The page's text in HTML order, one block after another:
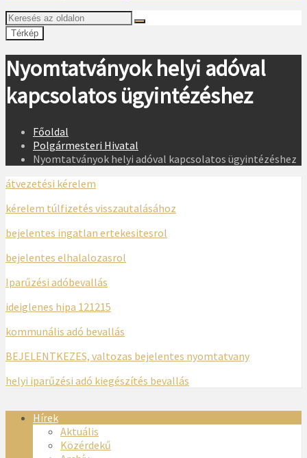
Térkép
Nyomtatványok helyi adóval
kapcsolatos ügyintézéshez
Főoldal
Polgármesteri Hivatal
Nyomtatványok helyi adóval kapcsolatos ügyintézéshez
átvezetési kérelem
kérelem túlfizetés visszautalásához
bejelentes ingatlan ertekesitesrol
bejelentes elhalalozasrol
Iparűzési adóbevallás
ideiglenes hipa 121215
kommunális adó bevallás
BEJELENTKEZES, valtozas bejelentes nyomtatvany
helyi iparűzési adó kiegészítés bevallás
Hírek
Aktuális
Közérdekű